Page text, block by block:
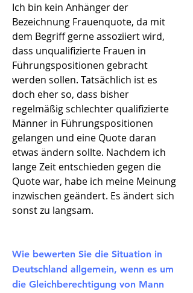
Ich bin kein Anhänger der
Bezeichnung Frauenquote, da mit
dem Begriff gerne assoziiert wird,
dass unqualifizierte Frauen in
Führungspositionen gebracht
werden sollen. Tatsächlich ist es
doch eher so, dass bisher
regelmäßig schlechter qualifizierte
Männer in Führungspositionen
gelangen und eine Quote daran
etwas ändern sollte. Nachdem ich
lange Zeit entschieden gegen die
Quote war, habe ich meine Meinung
inzwischen geändert. Es ändert sich
sonst zu langsam.
Wie bewerten Sie die Situation in
Deutschland allgemein, wenn es um
die Gleichberechtigung von Mann